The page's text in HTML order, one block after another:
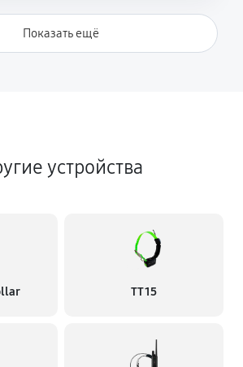
Показать ещё
устройства
TT 15